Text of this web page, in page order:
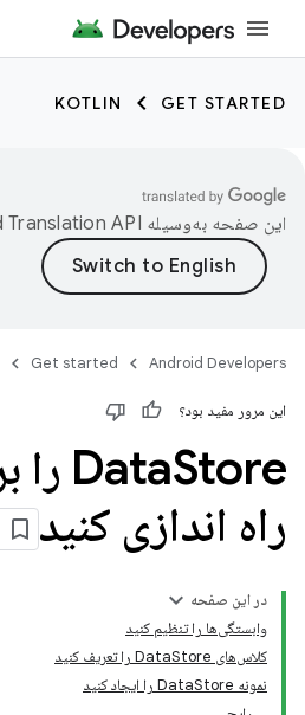
GET STARTED
KOTLIN
این صفحه به‌وسیله
Android Developers
Get started
این مرور مفید بود؟
Data
راه اندازی کنید
در این صفحه
وابستگی‌ها را تنظیم کنید
کلاس‌های DataStore را تعریف کنید
نمونه DataStore را ایجاد کنید